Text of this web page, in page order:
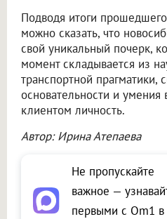
Подводя итоги
можно сказать, что
свой уникальный почерк,
момент складывается из
транспортной прагматики,
основательности и
клиентом личность.
Автор: Ирина Атепаева
Не пропускайте
важное —
первыми с Om1 в